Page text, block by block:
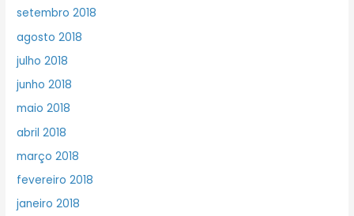
setembro 2018
agosto 2018
julho 2018
junho 2018
maio 2018
abril 2018
março 2018
fevereiro 2018
janeiro 2018